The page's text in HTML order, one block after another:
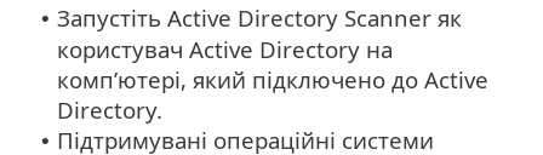
• Запустіть Active Directory Scanner як
користувач Active Directory на
комп’ютері, який підключено до Active
Directory.
• Підтримувані операційні системи